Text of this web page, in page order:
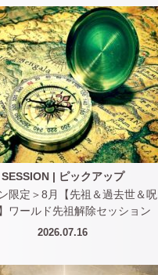
SESSION| ピックアップ
限定＞8月【先祖＆過去世＆呪
ワールド先祖解除セッション
2026.07.16